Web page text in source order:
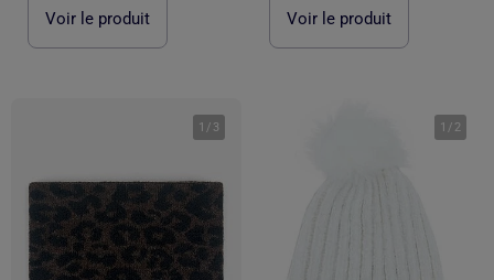
Voir le produit Voir le produit
1 / 3 1 / 2